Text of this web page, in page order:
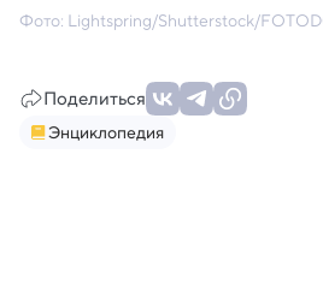
Фото: Lightspring/Shutterstock/
Поделиться
Энциклопедия